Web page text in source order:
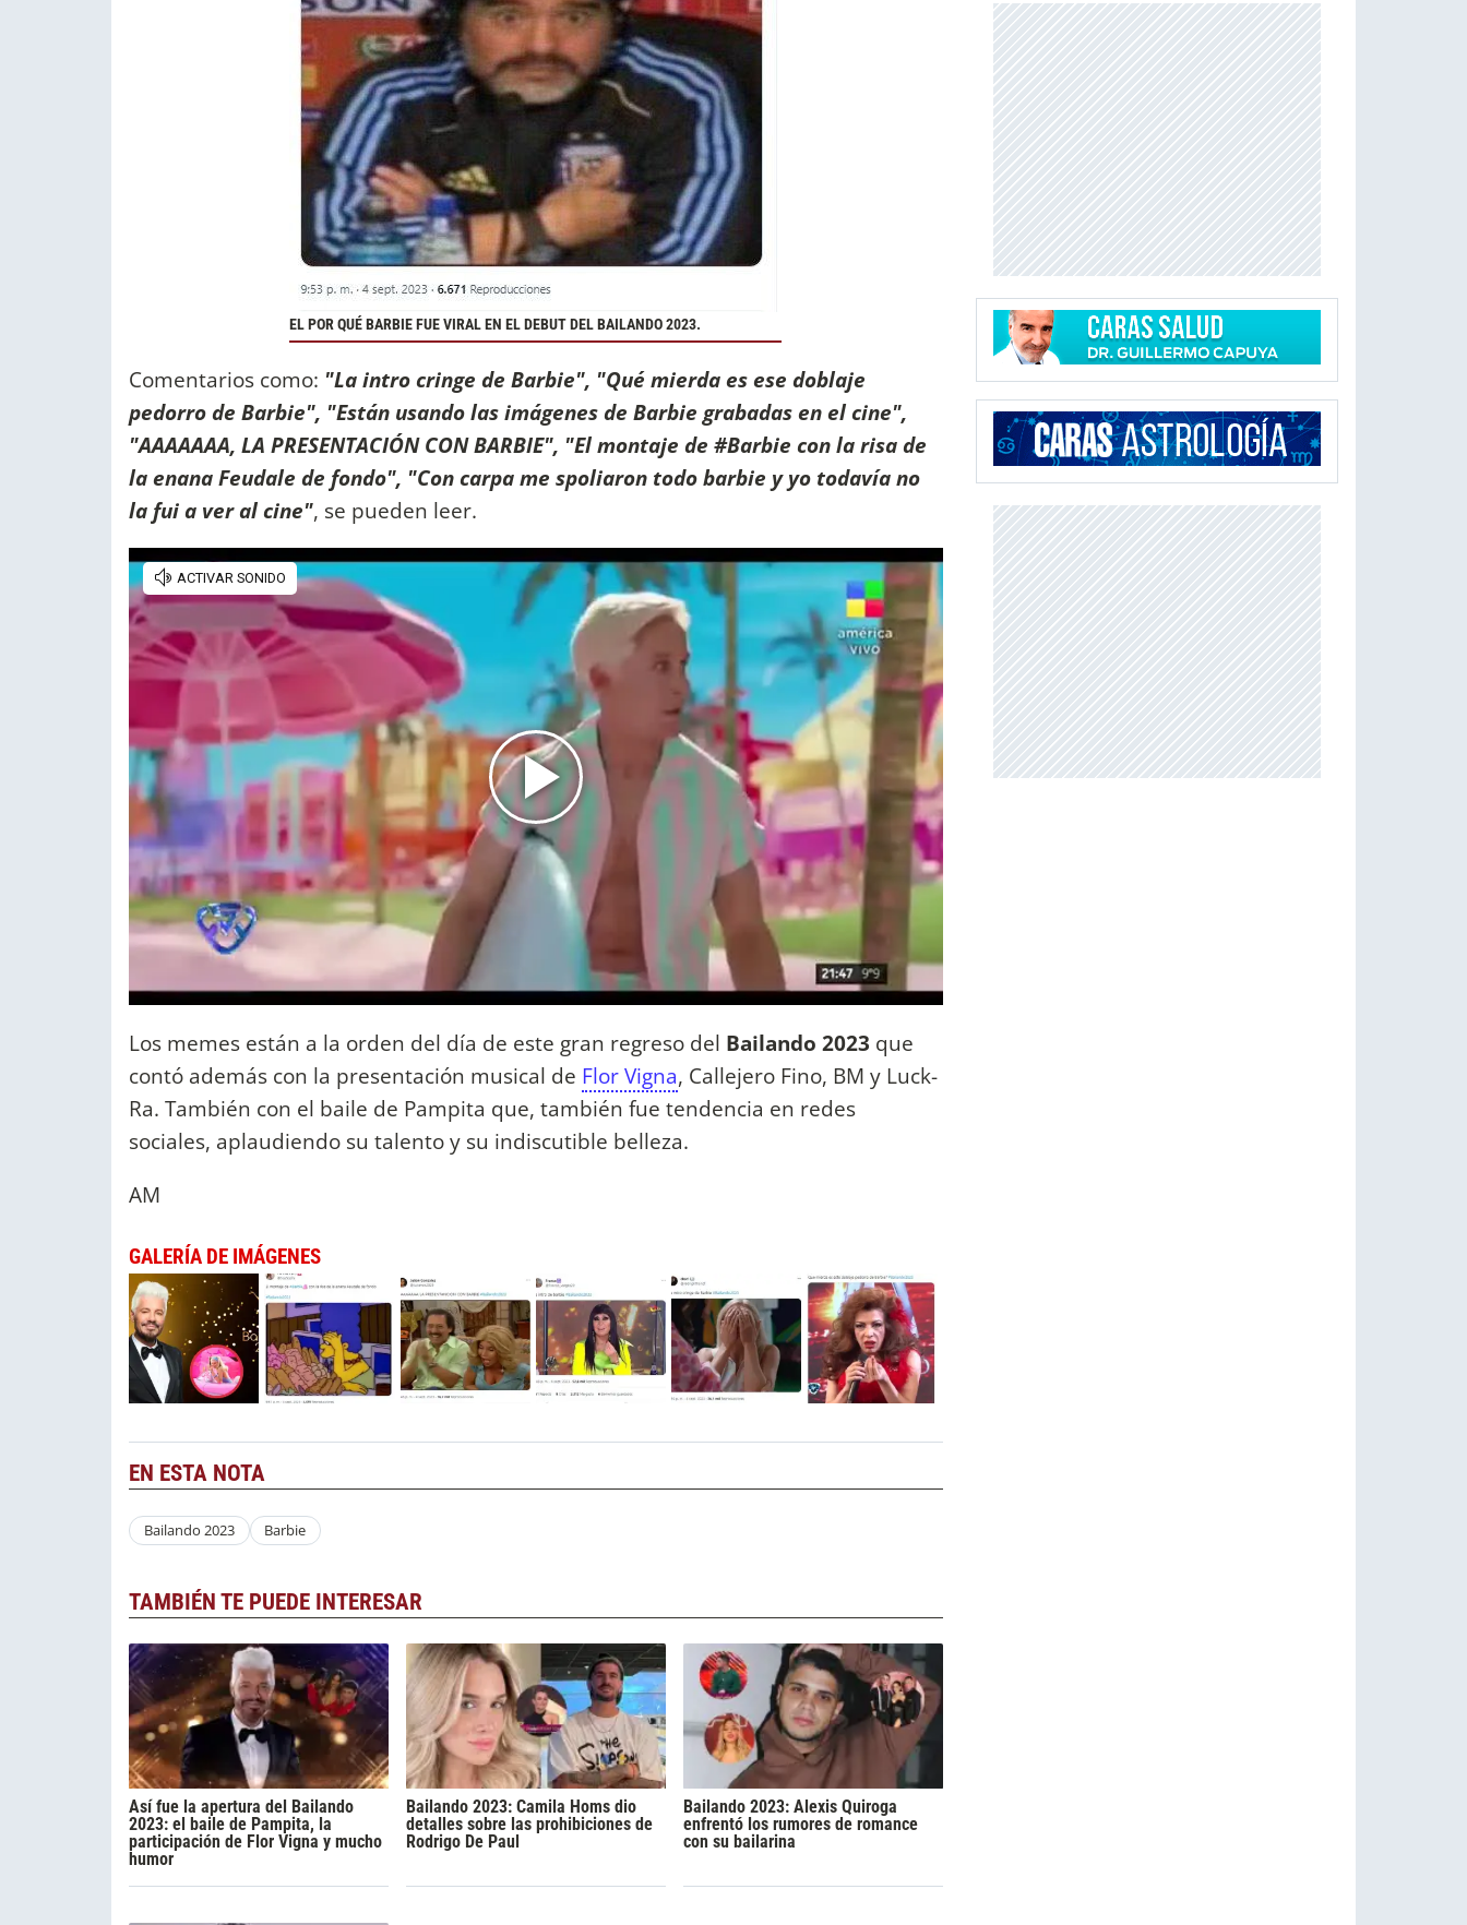
EL POR QUÉ BARBIE FUE VIRAL EN EL DEBUT DEL BAILANDO 2023.
Comentarios como: "La intro cringe de Barbie", "Qué mierda es ese doblaje
pedorro de Barbie", "Están usando las imágenes de Barbie grabadas en el cine",
"AAAAAAA, LA PRESENTACIÓN CON BARBIE", "El montaje de #Barbie con la risa de
la enana Feudale de fondo", "Con carpa me spoliaron todo barbie y yo todavía no
la fui a ver al cine", se pueden leer.
Los memes están a la orden del día de este gran regreso del Bailando 2023 que
contó además con la presentación musical de Flor Vigna, Callejero Fino, BM y Luck-
Ra. También con el baile de Pampita que, también fue tendencia en redes
sociales, aplaudiendo su talento y su indiscutible belleza.
AM
GALERÍA DE IMÁGENES
EN ESTA NOTA
Bailando 2023 Barbie
TAMBIÉN TE PUEDE INTERESAR
Así fue la apertura del Bailando
2023: el baile de Pampita, la
participación de Flor Vigna y mucho
humor
Bailando 2023: Camila Homs dio
detalles sobre las prohibiciones de
Rodrigo De Paul
Bailando 2023: Alexis Quiroga
enfrentó los rumores de romance
con su bailarina